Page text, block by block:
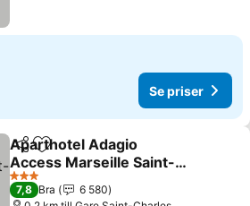
Se priser
Dela Lägg till i Mina Favoriter
Aparthotel Adagio
Access Marseille Saint-
Charles
3 Stjärnor
7,8 Bra
6 580